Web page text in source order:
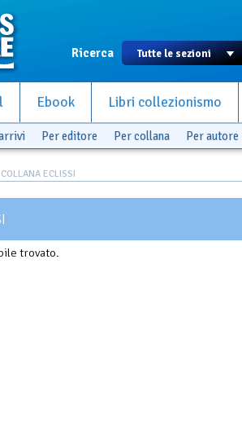
Ricerca
Ebook Libri collezionismo
Per editore Per collana Per autore
ECLISSI
trovato.